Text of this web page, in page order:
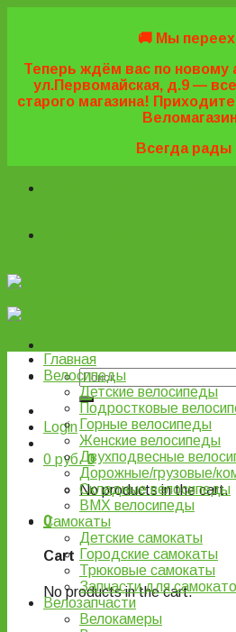
🚚 Мы
Теперь ждём вас по новому
ул.Первомайская, д.9 —
старого магазина!
Всегда рады
Login
0 руб. 0
No products in the cart.
0
Cart
No products in the cart.
Главная
Велосипеды
Детские велосипеды
Подростковые
Горные велосипеды
Женские велосипеды
Двухподвесные
Дорожные/грузовые/
Складные велосипеды
BMX велосипеды
Самокаты
Детские самокаты
Городские самокаты
Трюковые самокаты
Запчасти для
Велозапчасти
Велокамеры